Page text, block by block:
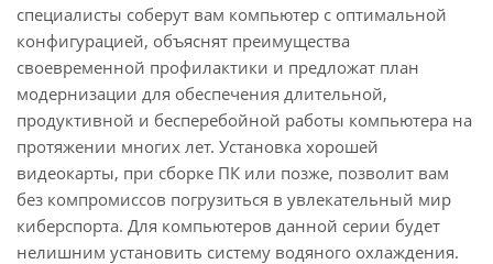
специалисты соберут вам компьютер с оптимальной
конфигурацией, объяснят преимущества
своевременной профилактики и предложат план
модернизации для обеспечения длительной,
продуктивной и бесперебойной работы компьютера на
протяжении многих лет. Установка хорошей
видеокарты, при сборке ПК или позже, позволит вам
без компромиссов погрузиться в увлекательный мир
киберспорта. Для компьютеров данной серии будет
нелишним установить систему водяного охлаждения.